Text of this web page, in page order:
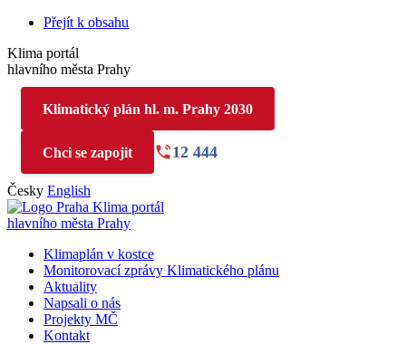
Přejít k obsahu
Klima portál
hlavního města Prahy
Klimatický plán hl. m. Prahy 2030
Chci se zapojit 12 444
Česky English
Klima portál
hlavního města Prahy
Klimaplán v kostce
Monitorovací zprávy Klimatického plánu
Aktuality
Napsali o nás
Projekty MČ
Kontakt